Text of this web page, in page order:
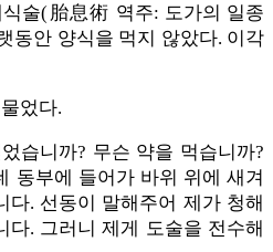
술(胎息術 역주: 도가의 일종
동안 양식을 먹지 않았다. 이각
었다.
습니까? 무슨 약을 먹습니까?
동부에 들어가 바위 위에 새겨
다. 선동이 말해주어 제가 청해
다. 그러니 제게 도술을 전수해